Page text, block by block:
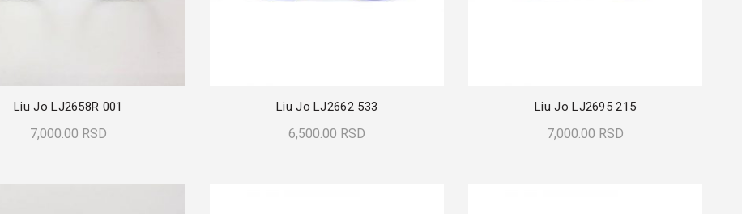
Liu Jo LJ2658R 001
7,000.00 RSD
Liu Jo LJ2662 533
6,500.00 RSD
Liu Jo LJ2695 215
7,000.00 RSD